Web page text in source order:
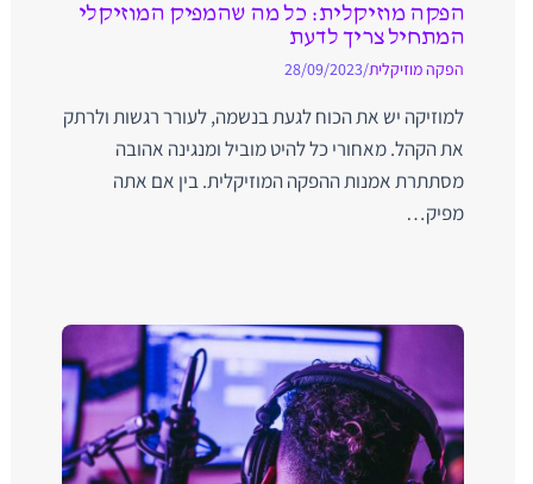
הפקה מוזיקלית: כל מה שהמפיק המוזיקלי
המתחיל צריך לדעת
הפקה מוזיקלית/
28/09/2023
למוזיקה יש את הכוח לגעת בנשמה, לעורר רגשות ולרתק
את הקהל. מאחורי כל להיט מוביל ומנגינה אהובה
מסתתרת אמנות ההפקה המוזיקלית. בין אם אתה
מפיק…